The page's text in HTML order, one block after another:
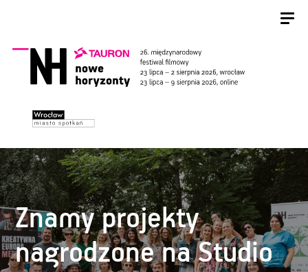
Znamy projekty
nagrodzone na Studio